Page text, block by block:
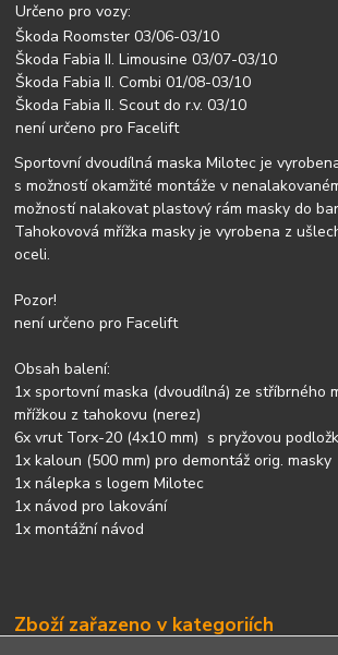
Určeno pro vozy:
Škoda Roomster 03/06-03/10
Škoda Fabia II. Limousine 03/07-03/10
Škoda Fabia II. Combi 01/08-03/10
Škoda Fabia II. Scout do r.v. 03/10
není určeno pro Facelift
Sportovní dvoudílná maska Milotec je
s možností okamžité montáže v
možností nalakovat plastový rám masky do
Tahokovová mřížka masky je vyrobena z
oceli.
Pozor!
není určeno pro Facelift
Obsah balení:
1x sportovní maska (dvoudílná) ze stříbrného
mřížkou z tahokovu (nerez)
6x vrut Torx-20 (4x10 mm) s pryžovou
1x kaloun (500 mm) pro demontáž orig. masky
1x nálepka s logem Milotec
1x návod pro lakování
1x montážní návod
Zboží zařazeno v kategoriích